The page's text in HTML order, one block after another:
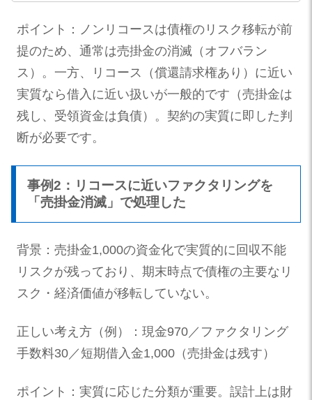
ポイント：ノンリコースは債権のリスク移転が前
提のため、通常は売掛金の消滅（オフバラン
ス）。一方、リコース（償還請求権あり）に近い
実質なら借入に近い扱いが一般的です（売掛金は
残し、受領資金は負債）。契約の実質に即した判
断が必要です。
事例2：リコースに近いファクタリングを
「売掛金消滅」で処理した
背景：売掛金1,000の資金化で実質的に回収不能
リスクが残っており、期末時点で債権の主要なリ
スク・経済価値が移転していない。
正しい考え方（例）：現金970／ファクタリング
手数料30／短期借入金1,000（売掛金は残す）
ポイント：実質に応じた分類が重要。誤計上は財